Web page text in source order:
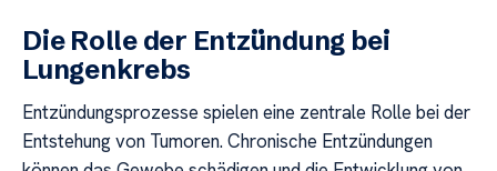
Die Rolle der Entzündung bei
Lungenkrebs
Entzündungsprozesse spielen eine zentrale Rolle bei der
Entstehung von Tumoren. Chronische Entzündungen